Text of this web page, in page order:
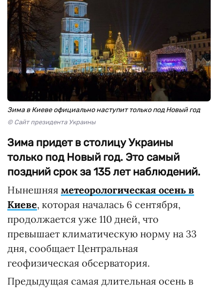
Зима в Киеве официально наступит только под Новый год
© Сайт президента Украины
Зима придет в столицу Украины
только под Новый год. Это самый
поздний срок за 135 лет наблюдений.
Нынешняя метеорологическая осень в
Киеве, которая началась 6 сентября,
продолжается уже 110 дней, что
превышает климатическую норму на 33
дня, сообщает Центральная
геофизическая обсерватория.
Предыдущая самая длительная осень в